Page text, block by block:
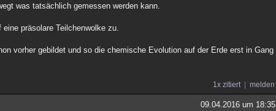
was tatsächlich gemessen werden kann.
präsolare Teilchenwolke zu.
vorher gebildet und so die chemische Evolution auf der Erde erst in Gang
1x zitiert melden
09.04.2016 um 18:35